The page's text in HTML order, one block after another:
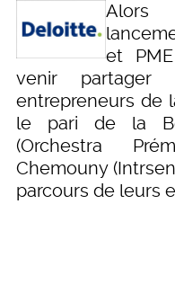
Alors
et
venir partager
entrepreneurs de
le pari de la
(Orchestra
Chemouny
parcours de leurs